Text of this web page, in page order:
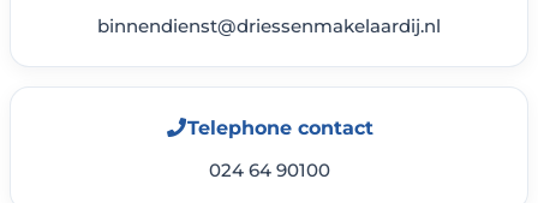
binnendienst@driessenmakelaardij.nl
Telephone contact
024 64 90100